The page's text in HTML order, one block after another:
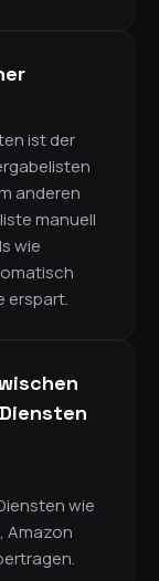
ist der
anderen
manuell
wie
erspart.
wie
Amazon